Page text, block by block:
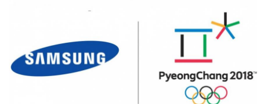
2018-
1518104600.jpg